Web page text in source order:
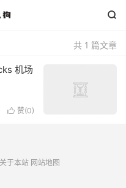

共 1 篇文章
机场
 赞(0)
关于本站 网站地图